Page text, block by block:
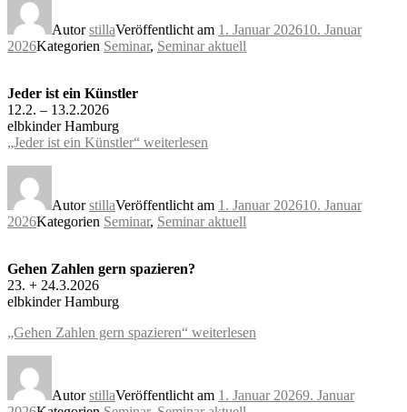
AutorstillaVeröffentlicht am 1. Januar 202610. Januar
2026Kategorien Seminar, Seminar aktuell
Jeder ist ein Künstler
12.2. – 13.2.2026
elbkinder Hamburg
„Jeder ist ein Künstler“ weiterlesen
AutorstillaVeröffentlicht am 1. Januar 202610. Januar
2026Kategorien Seminar, Seminar aktuell
Gehen Zahlen gern spazieren?
23. + 24.3.2026
elbkinder Hamburg
„Gehen Zahlen gern spazieren“ weiterlesen
AutorstillaVeröffentlicht am 1. Januar 20269. Januar